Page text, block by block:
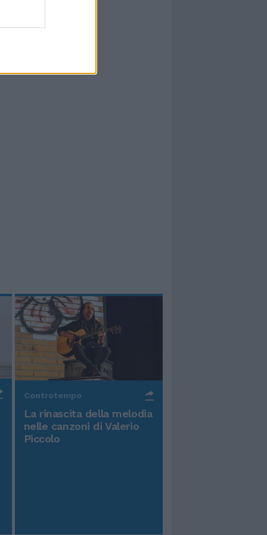
Controtempo
La rinascita della melodia
nelle canzoni di Valerio
Piccolo